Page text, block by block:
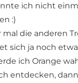
ich nicht
:)
die anderen
sich ja noch
ich Orange
entdecken,